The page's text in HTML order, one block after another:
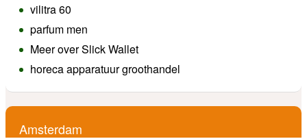
vilitra 60
parfum men
Meer over Slick Wallet
horeca apparatuur groothandel
Amsterdam